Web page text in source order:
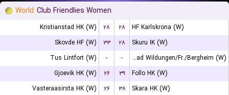
World Club Friendlies Women
Kristianstad HK (W) ۲۸ ۲۸
HF Karlskrona (W)
Skovde HF (W)
۳۳ ۲۸
Skuru IK (W)
Tus Lintfort (W)
- -
HSG Bad Wildungen/Fr./Bergheim (W)
Gjoevik HK (W)
۲۶ ۳۹
Follo HK (W)
Vasteraasirsta HK (W)
۲۶ ۳۸
Skara HK (W)